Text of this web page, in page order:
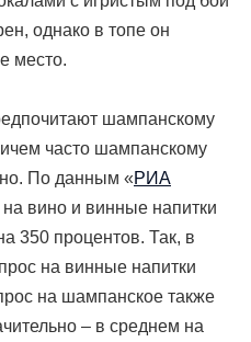
однако в топе он
место.
шампанскому
часто шампанскому
По данным «РИА
вино и винные напитки
350 процентов. Так, в
на винные напитки
на шампанское также
– в среднем на